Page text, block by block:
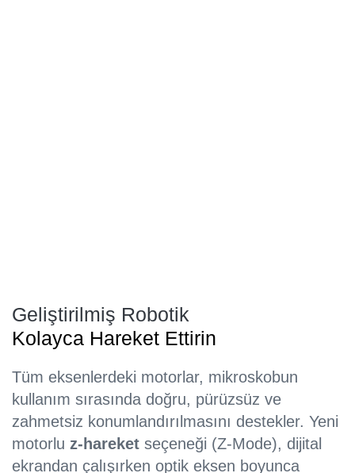
Geliştirilmiş Robotik
Kolayca Hareket Ettirin
Tüm eksenlerdeki motorlar, mikroskobun
kullanım sırasında doğru, pürüzsüz ve
zahmetsiz konumlandırılmasını destekler. Yeni
motorlu z-hareket seçeneği (Z-Mode), dijital
ekrandan çalışırken optik eksen boyunca